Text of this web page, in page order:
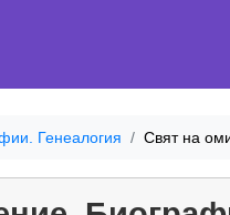
Генеалогия Свят на